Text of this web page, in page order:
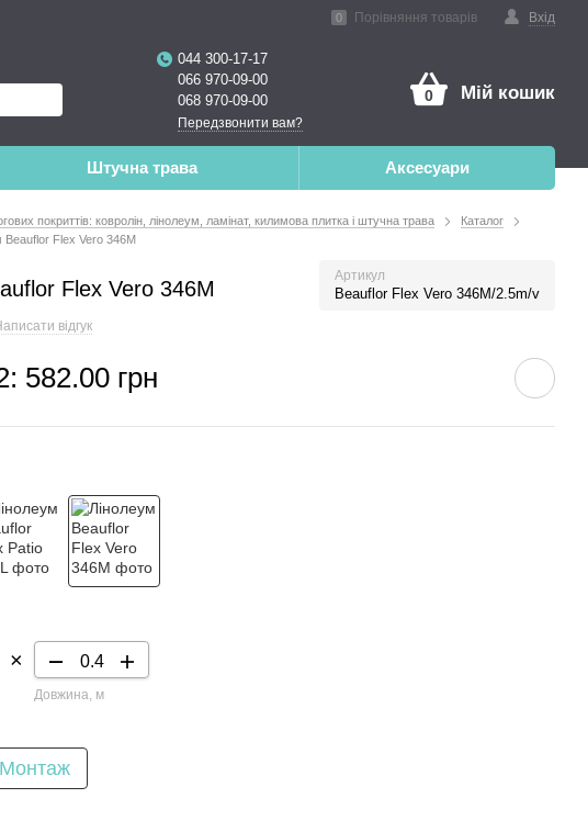
Вхід
0 Порівняння товарів
044 300-17-17
066 970-09-00
068 970-09-00
Передзвонити вам?
0 Мій кошик
Штучна трава Аксесуари
покриттів: ковролін, лінолеум, ламінат, килимова плитка і штучна трава
Каталог
Beauflor Flex Vero 346M
Flex Vero 346M
Артикул
Beauflor Flex Vero 346M/2.5m/v
відгук
582.00 грн
×
Довжина, м
Монтаж